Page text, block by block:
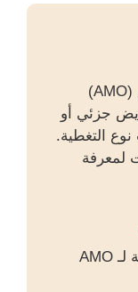
يُمكّن التأمين الإجباري عن المرض (AMO)
جزئي أو
التغطية.
لمعرفة
الدخول إلى البوابة الرسمية لـ AMO